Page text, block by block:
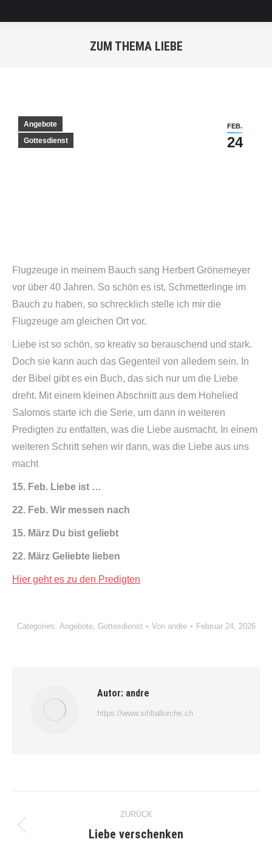
ZUM THEMA LIEBE
FEB.
24
Angebote
Gottesdienst
Flugzeuge in meinem Bauch sang Herbert Grönemeyer
vor über 40 Jahren. So schön es ist, Schmetterlinge im
Bauch zu haben, so schrecklich stelle ich mir die
Flugzeuge am gleichen Ort vor.
Liebe ist so schön, so kreativ so berauschend und stark.
Doch sie kann auch das Gegenteil von alledem sein. In
der Bibel gibt es ein Buch, das sich nur um die Liebe
dreht. Mit einem kleinen Abschnitt aus dem Hohelied
Salomos starte ich die Serie, um dann in weiteren
Predigten zu entfalten, was die Liebe ausmacht. In einem
weiteren Schritt sehen wir dann, was die Liebe aus uns
macht
15. Feb. Liebe ist …
22. Feb. Wir messen nach
15. März Du bist geliebt
22. März Geliebte lieben
Hier geht es zu den Predigten
Categories: Angebote, Gottesdienst Von andre Februar 24, 2026
Autor: andre
https://www.sihltalkirche.ch
Kommentarnavigation
ZURÜCK
Vorheriger
Liebe verschenken